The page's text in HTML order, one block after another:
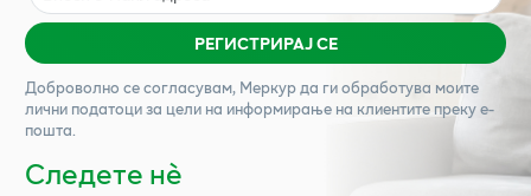
РЕГИСТРИРАЈ СЕ
Доброволно се согласувам, Меркурда ги обработува моите
лични податоци за цели на информирање на клиентите преку е-
пошта.
Следете нѐ